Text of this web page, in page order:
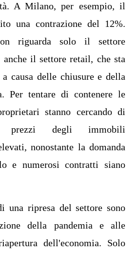
A Milano, per esempio, il
una contrazione del 12%.
riguarda solo il settore
anche il settore retail, che sta
a causa delle chiusure e della
Per tentare di contenere le
stanno cercando di
prezzi degli immobili
nonostante la domanda
e numerosi contratti siano
una ripresa del settore sono
della pandemia e alle
dell'economia. Solo